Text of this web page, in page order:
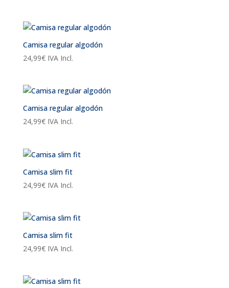
Camisa regular algodón
24,99€ IVA Incl.
Camisa regular algodón
24,99€ IVA Incl.
Camisa slim fit
24,99€ IVA Incl.
Camisa slim fit
24,99€ IVA Incl.